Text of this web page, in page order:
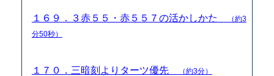
１６９．３赤５５・赤５５７の活かしかた
（約3
分50秒）
１７０．三暗刻よりターツ優先 （約3分）